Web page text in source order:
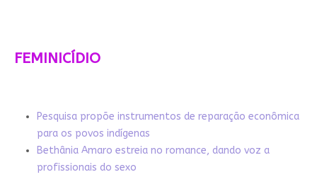
FEMINICÍDIO
Pesquisa propõe instrumentos de reparação econômica
para os povos indígenas
Bethânia Amaro estreia no romance, dando voz a
profissionais do sexo